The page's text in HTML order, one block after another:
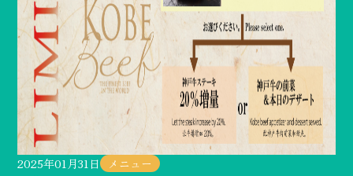
2025年01月31日 メニュー